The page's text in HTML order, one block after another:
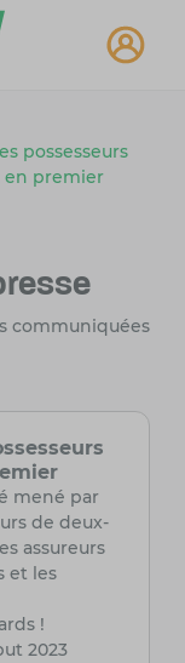
possesseurs
en premier
communiquées
mené par
de deux-
assureurs
et les
!
2023